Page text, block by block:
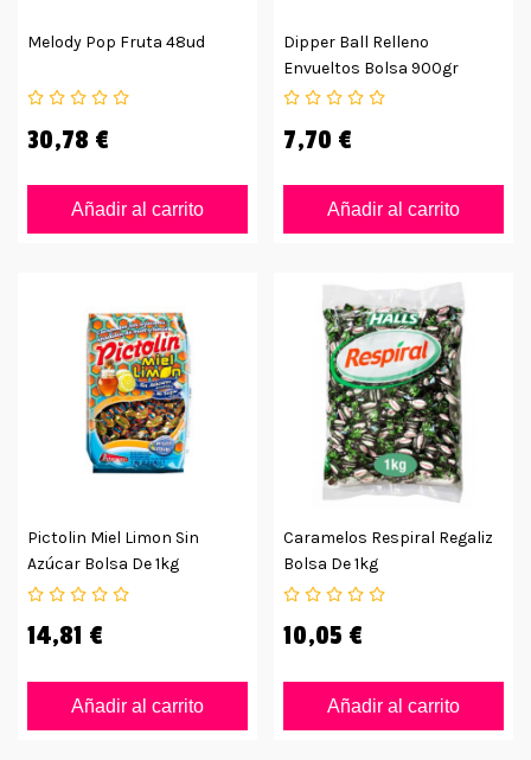
Melody Pop Fruta 48ud
30,78 €
Añadir al carrito
Dipper Ball Relleno
Envueltos Bolsa 900gr
7,70 €
Añadir al carrito
Pictolin Miel Limon Sin
Azúcar Bolsa De 1kg
14,81 €
Añadir al carrito
Caramelos Respiral Regaliz
Bolsa De 1kg
10,05 €
Añadir al carrito